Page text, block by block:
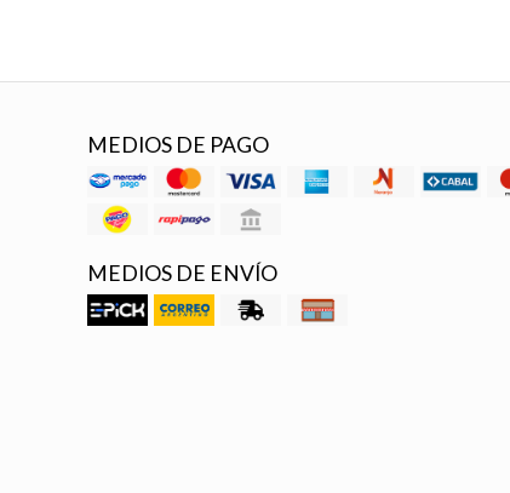
MEDIOS DE PAGO
MEDIOS DE ENVÍO